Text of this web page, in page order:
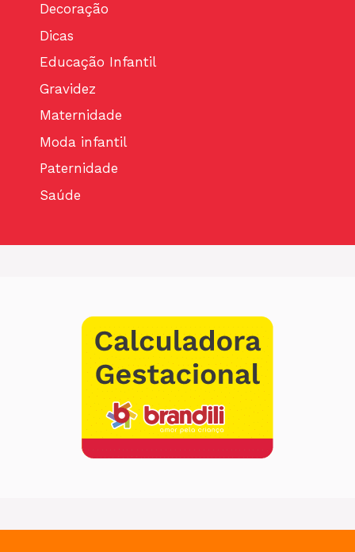
Decoração
Dicas
Educação Infantil
Gravidez
Maternidade
Moda infantil
Paternidade
Saúde